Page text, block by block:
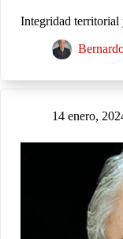
Integridad territorial
14 enero,